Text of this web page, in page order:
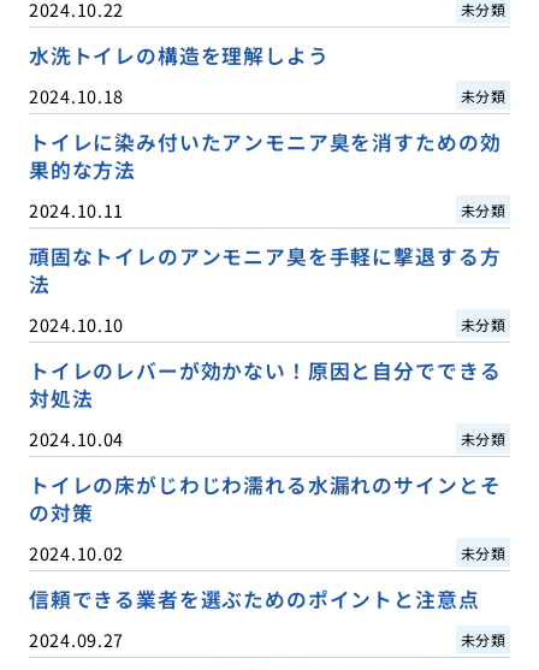
2024.10.22 未分類
水洗トイレの構造を理解しよう
2024.10.18 未分類
トイレに染み付いたアンモニア臭を消すための効
果的な方法
2024.10.11 未分類
頑固なトイレのアンモニア臭を手軽に撃退する方
法
2024.10.10 未分類
トイレのレバーが効かない！原因と自分でできる
対処法
2024.10.04 未分類
トイレの床がじわじわ濡れる水漏れのサインとそ
の対策
2024.10.02 未分類
信頼できる業者を選ぶためのポイントと注意点
2024.09.27 未分類